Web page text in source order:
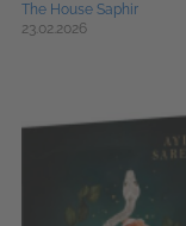
The House Saphir
23.02.2026